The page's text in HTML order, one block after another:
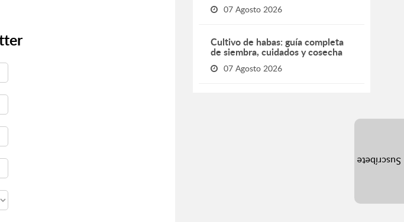
07 Agosto 2026
Cultivo de habas: guía completa
de siembra, cuidados y cosecha
07 Agosto 2026
Suscríbete